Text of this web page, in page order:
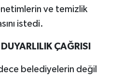
ve temizlik
istedi.
ÇAĞRISI
belediyelerin değil